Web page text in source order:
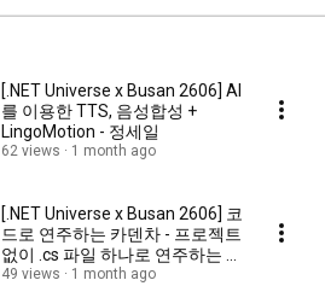
[.NET Universe x Busan 2606] AI
를 이용한 TTS, 음성합성 +
LingoMotion - 정세일
62 views 1 month ago
[.NET Universe x Busan 2606] 코
드로 연주하는 카덴차 - 프로젝트
없이 .cs 파일 하나로 연주하는 닷
넷 - 남정현
49 views 1 month ago